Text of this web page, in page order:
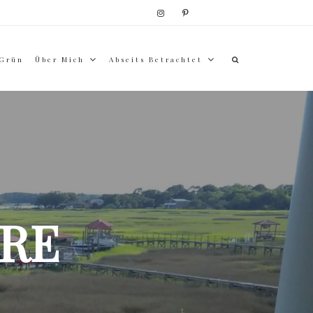
Über Mich Abseits Betrachtet